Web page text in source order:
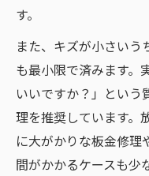
す。
また、キズが小さい
も最小限で済みます。
いいですか？」という
理を推奨しています。
に大がかりな板金修理
間がかかるケースも少